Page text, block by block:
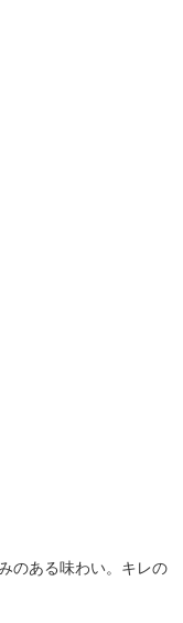
のある味わい。キレの